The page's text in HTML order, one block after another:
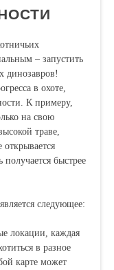
– запустить
динозавров!
в охоте,
К примеру,
на свою
траве,
быстрее
следующее:
локации, каждая
в разное
карте может